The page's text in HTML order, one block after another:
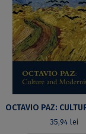
35,94lei